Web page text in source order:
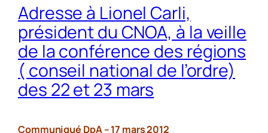
Adresse à Lionel Carli,
président du CNOA, à la veille
de la conférence des régions
( conseil national de l’ordre)
des 22 et 23 mars
Communiqué DpA – 17 mars 2012